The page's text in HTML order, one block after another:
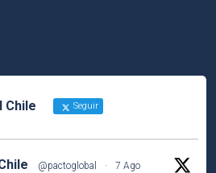
Chile Seguir
@pactoglobal ·
7 Ago